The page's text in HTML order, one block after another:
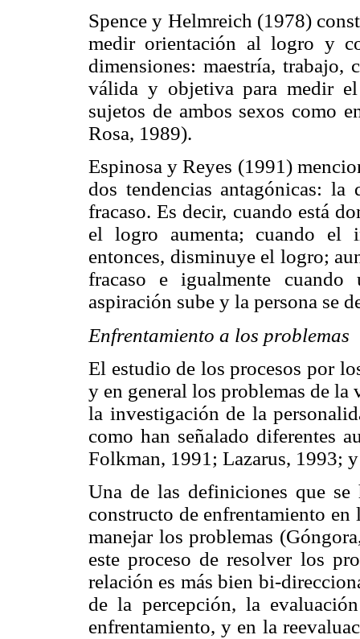
Spence y Helmreich (1978)
medir orientación al logro y
dimensiones: maestría, trabajo,
válida y objetiva para medir
sujetos de ambos sexos como
Rosa, 1989).
Espinosa y Reyes (1991)
dos tendencias antagónicas:
fracaso. Es decir, cuando está
el logro aumenta; cuando el
entonces, disminuye el logro;
fracaso e igualmente
aspiración sube y la persona se
Enfrentamiento a los problemas
El estudio de los procesos por
y en general los problemas de la
la investigación de la
como han señalado diferentes
Folkman, 1991; Lazarus, 1993;
Una de las definiciones que
constructo de enfrentamiento
manejar los problemas
este proceso de resolver los
relación es más bien bi-
de la percepción, la
enfrentamiento, y en la